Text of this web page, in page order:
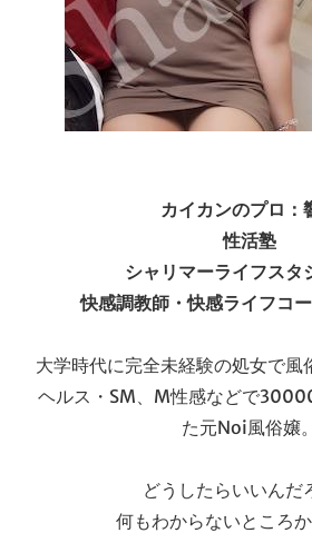
カイカンのプロ：
性活塾
シャリマーライフスタ
快感調教師・快感ライフコ
大学時代に完全未経験の処女で風
ヘルス・SM、M性感などで
た元Noi風俗嬢。
どうしたらいいんだ
何もわからないところ